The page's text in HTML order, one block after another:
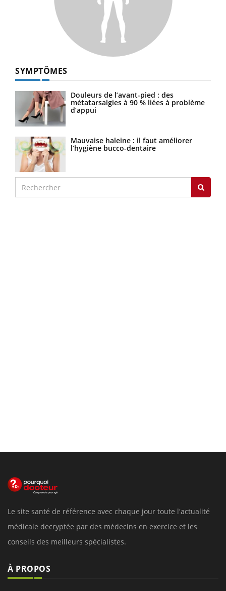
SYMPTÔMES
Douleurs de l’avant-pied : des
métatarsalgies à 90 % liées à problème
d’appui
Mauvaise haleine : il faut améliorer
l’hygiène bucco-dentaire
Le site santé de référence avec chaque jour toute l'actualité
médicale decryptée par des médecins en exercice et les
conseils des meilleurs spécialistes.
À PROPOS